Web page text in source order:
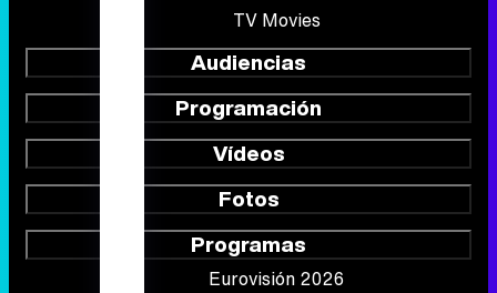
TV Movies
Audiencias
Programación
Vídeos
Fotos
Programas
Eurovisión 2026